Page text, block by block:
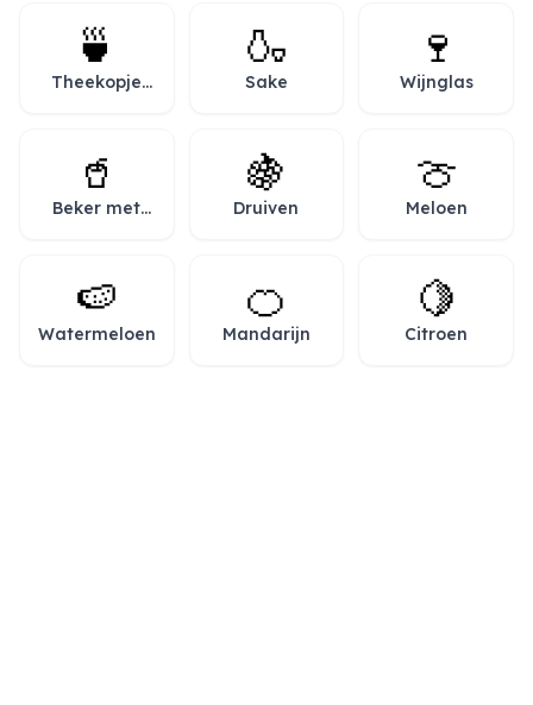
🍵
Theekopje
🍶
Sake
🍷
Wijnglas
🥤
Beker met
🍇
Druiven
🍈
Meloen
🍉
Watermeloen
🍊
Mandarijn
🍋
Citroen